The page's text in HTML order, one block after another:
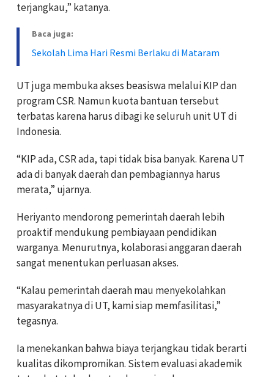
terjangkau,” katanya.
Baca juga:
Sekolah Lima Hari Resmi Berlaku di Mataram
UT juga membuka akses beasiswa melalui KIP dan
program CSR. Namun kuota bantuan tersebut
terbatas karena harus dibagi ke seluruh unit UT di
Indonesia.
“KIP ada, CSR ada, tapi tidak bisa banyak. Karena UT
ada di banyak daerah dan pembagiannya harus
merata,” ujarnya.
Heriyanto mendorong pemerintah daerah lebih
proaktif mendukung pembiayaan pendidikan
warganya. Menurutnya, kolaborasi anggaran daerah
sangat menentukan perluasan akses.
“Kalau pemerintah daerah mau menyekolahkan
masyarakatnya di UT, kami siap memfasilitasi,”
tegasnya.
Ia menekankan bahwa biaya terjangkau tidak berarti
kualitas dikompromikan. Sistem evaluasi akademik